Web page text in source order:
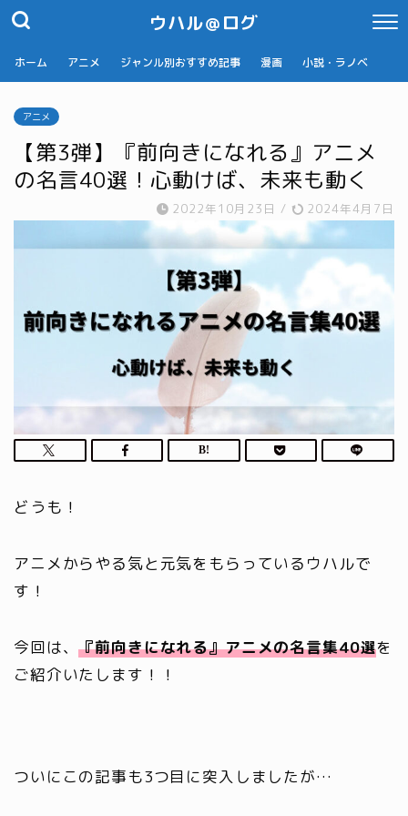
ウハル＠ログ
ホーム アニメ ジャンル別おすすめ記事 漫画 小説・ラノベ
アニメ
【第3弾】『前向きになれる』アニメ
の名言40選！心動けば、未来も動く
2022年10月23日 / 2024年4月7日
どうも！
アニメからやる気と元気をもらっているウハルで
す！
今回は、『前向きになれる』アニメの名言集40選を
ご紹介いたします！！
ついにこの記事も3つ目に突入しましたが…